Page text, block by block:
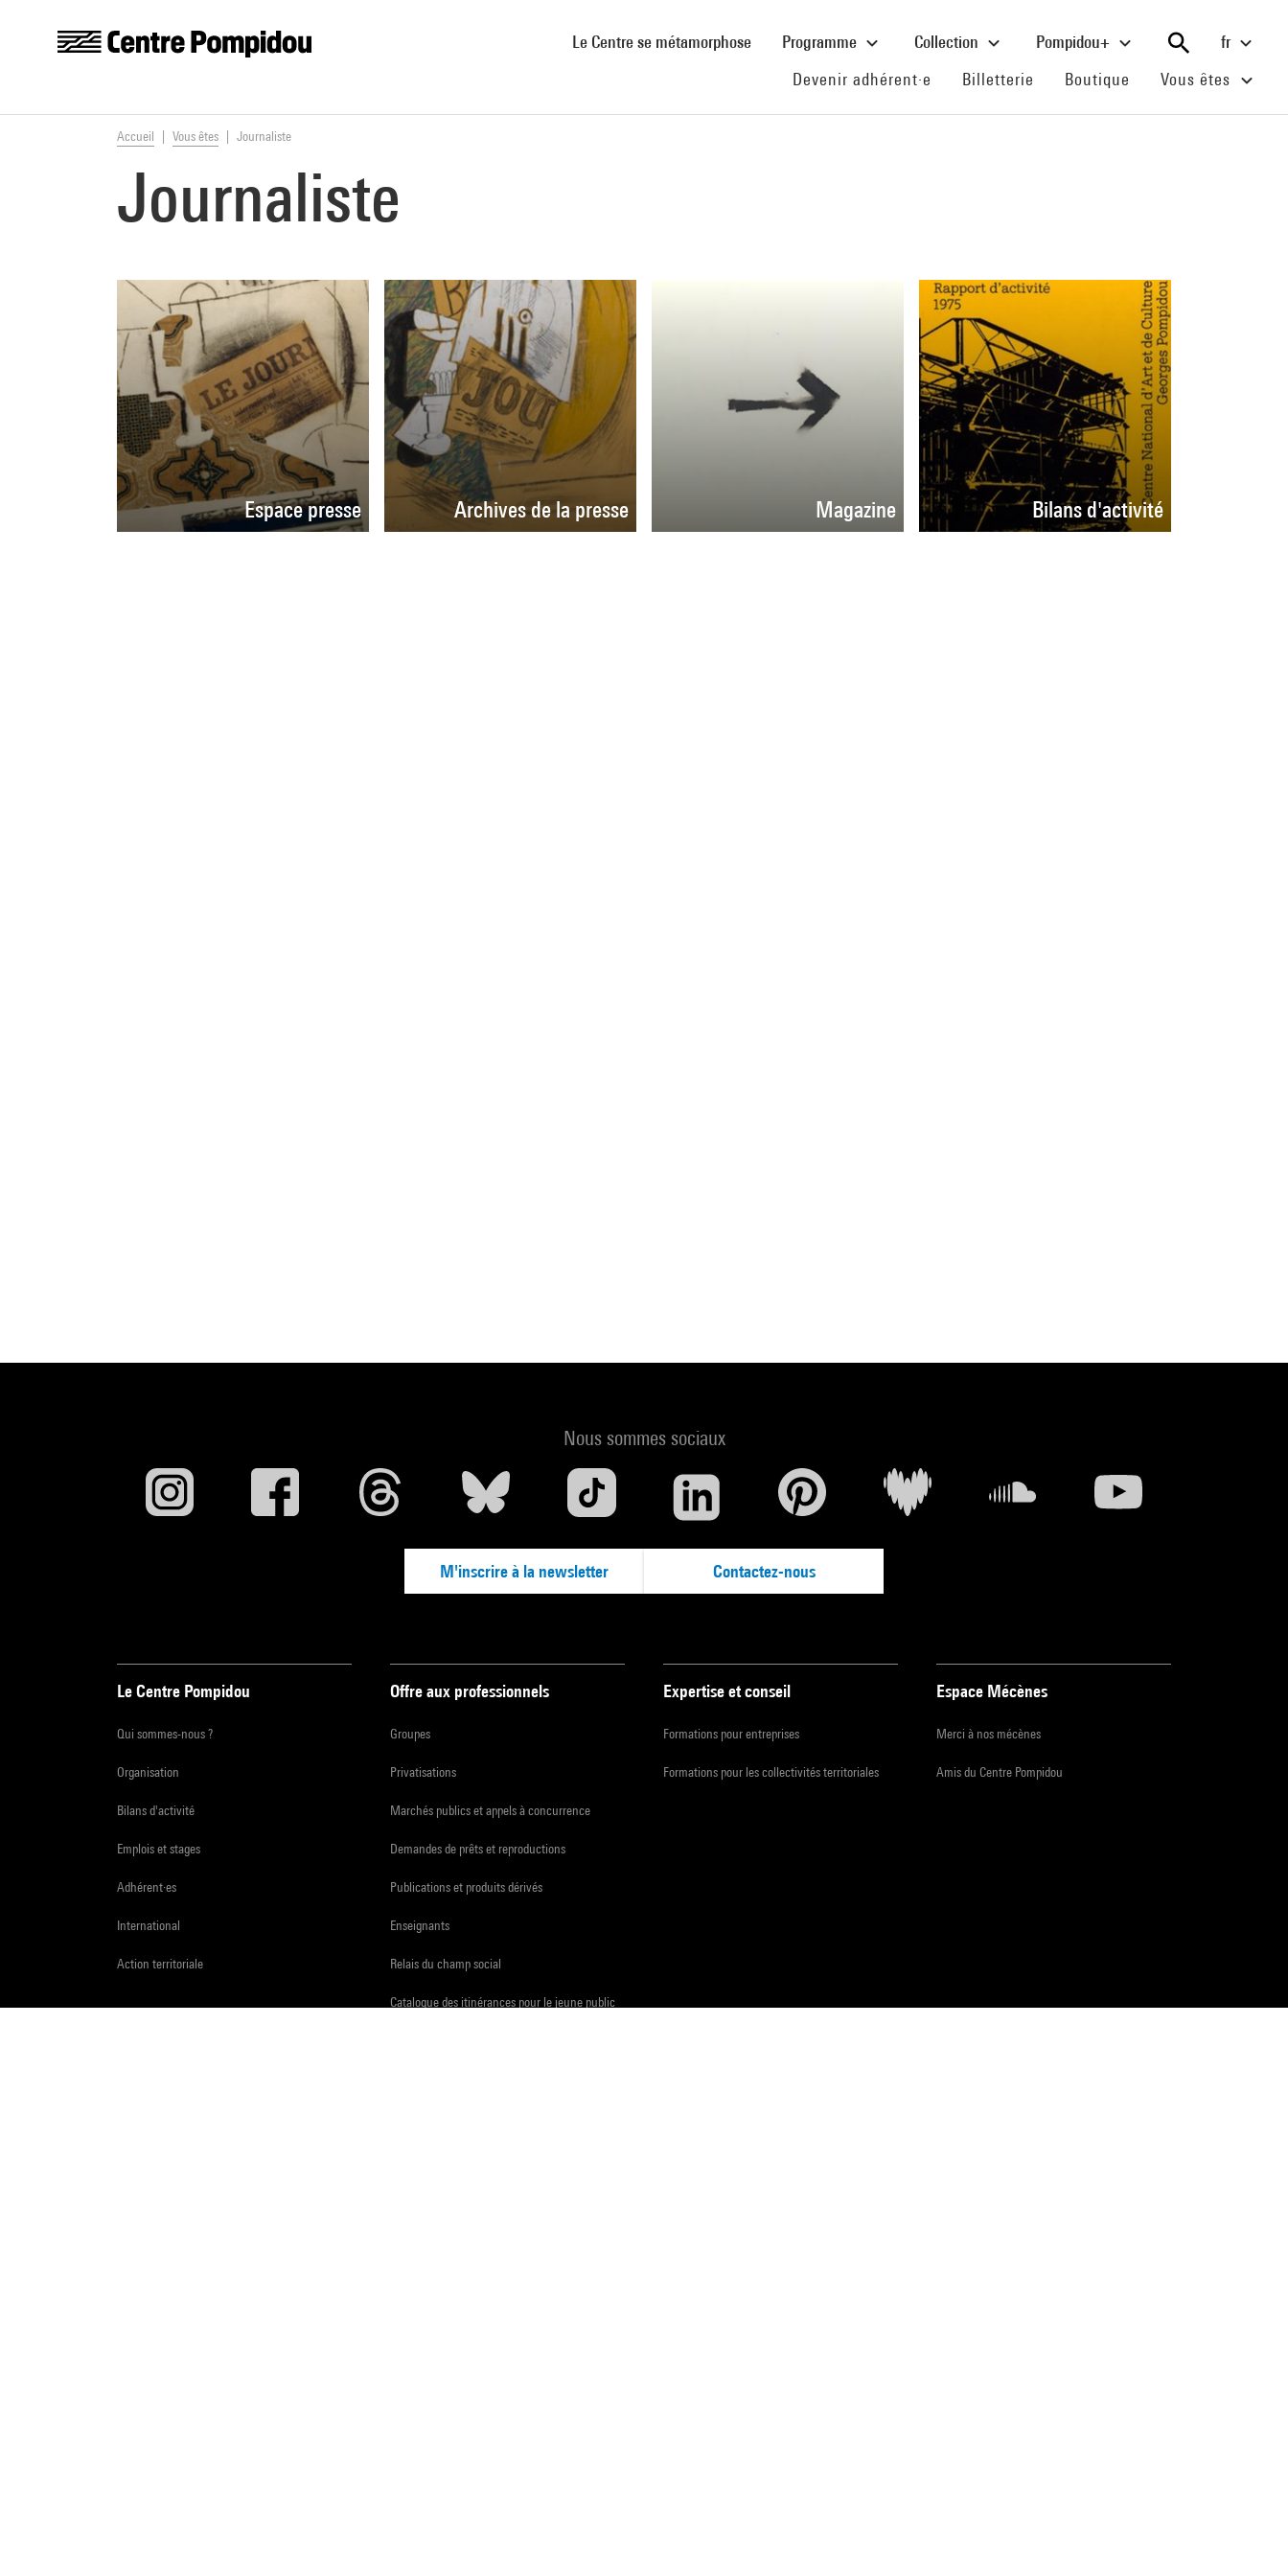
Aller au contenu principal
Le Centre se métamorphose(current)Programme Collection Pompidou+
fr
Devenir adhérent·e (current)
Billetterie (current)
Boutique (current)
Vous êtes
Vous êtes ici:
Accueil Vous êtes Journaliste
Journaliste
Espace presse Archives de la presse Magazine Bilans d'activité
Nous sommes sociaux
M'inscrire à la newsletter Contactez-nous
Le Centre Pompidou
Qui sommes-nous ?
Organisation
Bilans d'activité
Emplois et stages
Adhérent·es
International
Action territoriale
Offre aux professionnels
Groupes
Privatisations
Marchés publics et appels à concurrence
Demandes de prêts et reproductions
Publications et produits dérivés
Enseignants
Relais du champ social
Catalogue des itinérances pour le jeune public
Expertise et conseil
Formations pour entreprises
Formations pour les collectivités territoriales
Espace Mécènes
Merci à nos mécènes
Amis du Centre Pompidou